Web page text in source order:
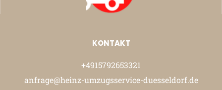
KONTAKT
+4915792653321
anfrage@heinz-umzugsservice-duesseldorf.de